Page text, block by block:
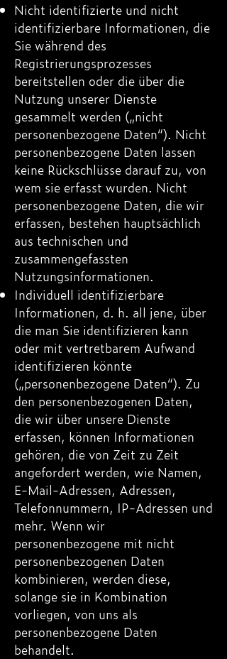
Nicht identifizierte und nicht
identifizierbare Informationen, die
Sie während des
Registrierungsprozesses
bereitstellen oder die über die
Nutzung unserer Dienste
gesammelt werden („nicht
personenbezogene Daten“). Nicht
personenbezogene Daten lassen
keine Rückschlüsse darauf zu, von
wem sie erfasst wurden. Nicht
personenbezogene Daten, die wir
erfassen, bestehen hauptsächlich
aus technischen und
zusammengefassten
Nutzungsinformationen.
Individuell identifizierbare
Informationen, d. h. all jene, über
die man Sie identifizieren kann
oder mit vertretbarem Aufwand
identifizieren könnte
(„personenbezogene Daten“). Zu
den personenbezogenen Daten,
die wir über unsere Dienste
erfassen, können Informationen
gehören, die von Zeit zu Zeit
angefordert werden, wie Namen,
E-Mail-Adressen, Adressen,
Telefonnummern, IP-Adressen und
mehr. Wenn wir
personenbezogene mit nicht
personenbezogenen Daten
kombinieren, werden diese,
solange sie in Kombination
vorliegen, von uns als
personenbezogene Daten
behandelt.